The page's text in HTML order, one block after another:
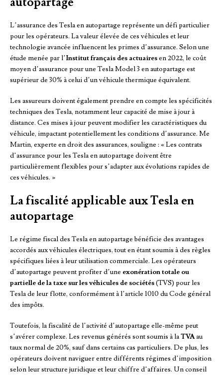
L’assurance des Tesla en autopartage représente un défi particulier
pour les opérateurs. La valeur élevée de ces véhicules et leur
technologie avancée influencent les primes d’assurance. Selon une
étude menée par l’Institut français des actuairesen 2022, le coût
moyen d’assurance pour une Tesla Model 3 en autopartage est
supérieur de 30% à celui d’un véhicule thermique équivalent.
Les assureurs doivent également prendre en compte les spécificités
techniques des Tesla, notamment leur capacité de mise à jour à
distance. Ces mises à jour peuvent modifier les caractéristiques du
véhicule, impactant potentiellement les conditions d’assurance. Me
Martin, experte en droit des assurances, souligne : « Les contrats
d’assurance pour les Tesla en autopartage doivent être
particulièrement flexibles pour s’adapter aux évolutions rapides de
ces véhicules. »
La fiscalité applicable aux Tesla en
autopartage
Le régime fiscal des Tesla en autopartage bénéficie des avantages
accordés aux véhicules électriques, tout en étant soumis à des règles
spécifiques liées à leur utilisation commerciale. Les opérateurs
d’autopartage peuvent profiter d’une exonération totale ou
partielle de la taxe sur les véhicules de sociétés(TVS) pour les
Tesla de leur flotte, conformément à l’article 1010 du Code général
des impôts.
Toutefois, la fiscalité de l’activité d’autopartage elle-même peut
s’avérer complexe. Les revenus générés sont soumis à laTVAau
taux normal de 20%, sauf dans certains cas particuliers. De plus, les
opérateurs doivent naviguer entre différents régimes d’imposition
selon leur structure juridique et leur chiffre d’affaires. Un conseil